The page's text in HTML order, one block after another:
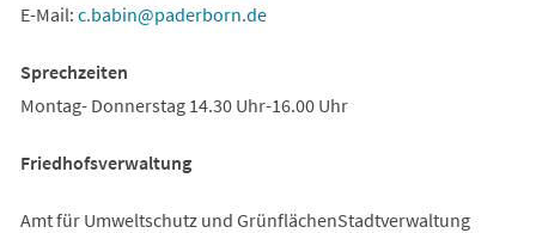
E-Mail: c.babin paderborn de
Sprechzeiten
Montag- Donnerstag 14.30 Uhr-16.00 Uhr
Friedhofsverwaltung
Amt für Umweltschutz und GrünflächenStadtverwaltung